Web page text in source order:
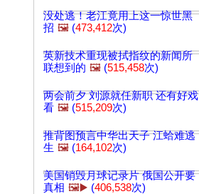
没处逃！老江竟用上这一惊世黑
招 🖼️ (473,412次)
英新技术重现被拭指纹的新闻所
联想到的 🖼️ (515,458次)
两会前夕 刘源就任新职 还有好戏
看 🖼️ (515,209次)
推背图预言中华出天子 江蛤难逃
生 🖼️ (164,102次)
美国销毁月球记录片 俄国公开要
真相 🖼️▶️ (406,538次)